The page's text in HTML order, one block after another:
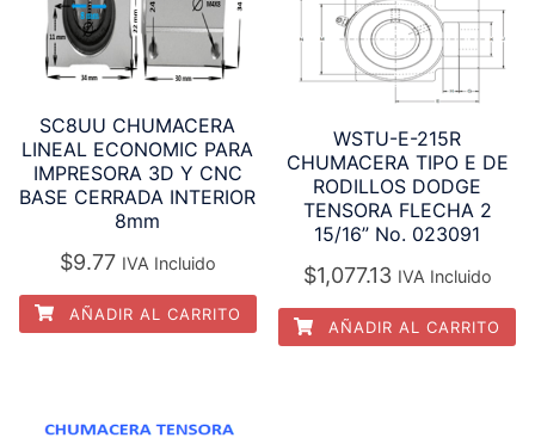
SC8UU CHUMACERA
LINEAL ECONOMIC PARA
IMPRESORA 3D Y CNC
BASE CERRADA INTERIOR
8mm
$9.77 IVA Incluido
AÑADIR AL CARRITO
WSTU-E-215R
CHUMACERA TIPO E DE
RODILLOS DODGE
TENSORA FLECHA 2
15/16” No. 023091
$1,077.13 IVA Incluido
AÑADIR AL CARRITO